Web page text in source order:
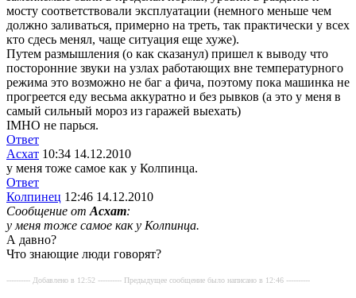
мосту соответствовали эксплуатации (немного меньше чем
должно заливаться, примерно на треть, так практически у всех
кто сдесь менял, чаще ситуация еще хуже).
Путем размышления (о как сказанул) пришел к выводу что
посторонние звуки на узлах работающих вне температурного
режима это возможно не баг а фича, поэтому пока машинка не
прогреется еду весьма аккуратно и без рывков (а это у меня в
самый сильный мороз из гаражей выехать)
IMHO не парься.
Ответ
Асхат 10:34 14.12.2010
у меня тоже самое как у Колпинца.
Ответ
Колпинец 12:46 14.12.2010
Сообщение от Асхат:
у меня тоже самое как у Колпинца.
А давно?
Что знающие люди говорят?
---------- Добавлено в 12:52 ---------- Предыдущее сообщение было написано в 12:46 ----------